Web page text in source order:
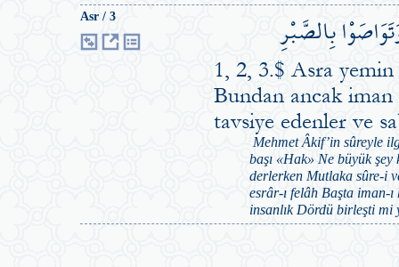
Asr / 3 بِالصَّبْرِ
1, 2, 3.$ Asra
Bundan ancak
tavsiye edenler ve
Mehmet Âkif’in sûreyle
başı «Hak» Ne büyük
derlerken Mutlaka sûre-i
esrâr-ı felâh Başta iman-
insanlık Dördü birleşti mi